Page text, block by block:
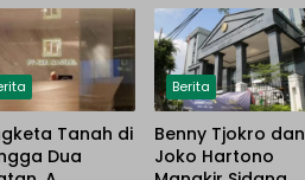
Tanah di
Dua
Berita
Benny Tjokro dan
Joko Hartono